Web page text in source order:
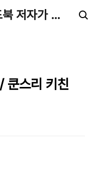
<트래블레인> 가이드북 저자가 전하는 최신 여행정보
쿤스리 키친